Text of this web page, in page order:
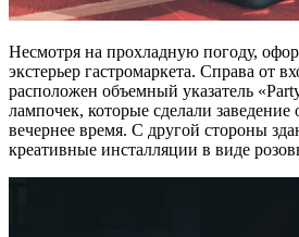
Несмотря на прохладную погоду,
экстерьер гастромаркета. Справа от
расположен объемный указатель
лампочек, которые сделали
вечернее время. С другой стороны
креативные инсталляции в виде